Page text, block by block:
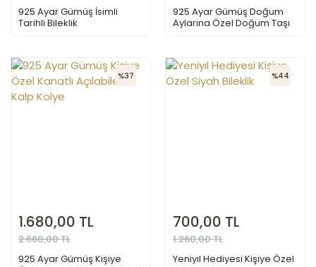
925 Ayar Gümüş İsimli
Tarihli Bileklik
925 Ayar Gümüş Doğum
Aylarına Özel Doğum Taşı
%37
1.680,00 TL
2.660,00 TL
925 Ayar Gümüş Kişiye
%44
700,00 TL
1.260,00 TL
Yeniyıl Hediyesi Kişiye Özel